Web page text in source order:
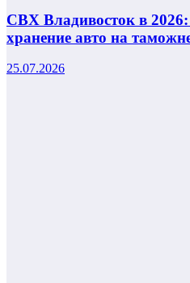
СВХ Владивосток в 2026:
хранение авто на
25.07.2026